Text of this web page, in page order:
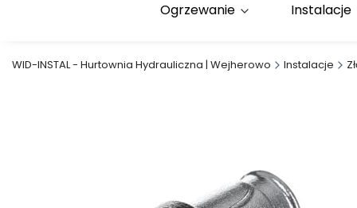
Ogrzewanie Instalacje
WID-INSTAL - Hurtownia Hydrauliczna | Wejherowo Instalacje